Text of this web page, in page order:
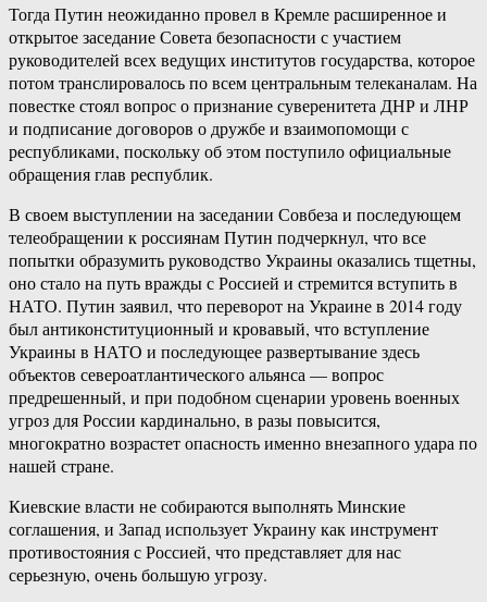
Тогда Путин неожиданно провел в Кремле расширенное и
открытое заседание Совета безопасности с участием
руководителей всех ведущих институтов государства, которое
потом транслировалось по всем центральным телеканалам. На
повестке стоял вопрос о признание суверенитета ДНР и ЛНР
и подписание договоров о дружбе и взаимопомощи с
республиками, поскольку об этом поступило официальные
обращения глав республик.
В своем выступлении на заседании Совбеза и последующем
телеобращении к россиянам Путин подчеркнул, что все
попытки образумить руководство Украины оказались тщетны,
оно стало на путь вражды с Россией и стремится вступить в
НАТО. Путин заявил, что переворот на Украине в 2014 году
был антиконституционный и кровавый, что вступление
Украины в НАТО и последующее развертывание здесь
объектов североатлантического альянса — вопрос
предрешенный, и при подобном сценарии уровень военных
угроз для России кардинально, в разы повысится,
многократно возрастет опасность именно внезапного удара по
нашей стране.
Киевские власти не собираются выполнять Минские
соглашения, и Запад использует Украину как инструмент
противостояния с Россией, что представляет для нас
серьезную, очень большую угрозу.